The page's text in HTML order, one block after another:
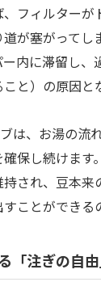
フィルターが
が塞がってし
内に滞留し、
と）の原因と
は、お湯の流
保し続けます
され、豆本来
ことができる
「注ぎの自由